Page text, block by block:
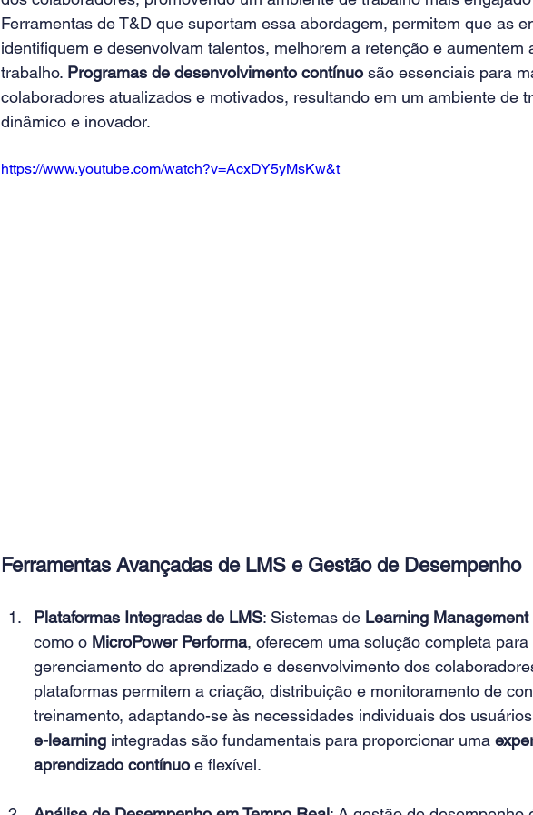
Ferramentas de T&D que suportam essa abordagem, permitem que as
identifiquem e desenvolvam talentos, melhorem a retenção e aumentem
trabalho. Programas de desenvolvimento contínuo são essenciais para
colaboradores atualizados e motivados, resultando em um ambiente de
dinâmico e inovador.
https://www.youtube.com/watch?v=AcxDY5yMsKw&t
Ferramentas Avançadas de LMS e Gestão de Desempenho
Plataformas Integradas de LMS: Sistemas de Learning
como o MicroPower Performa, oferecem uma solução completa
gerenciamento do aprendizado e desenvolvimento dos
plataformas permitem a criação, distribuição e monitoramento de
treinamento, adaptando-se às necessidades individuais dos
e-learning integradas são fundamentais para proporcionar uma
aprendizado contínuo e flexível.